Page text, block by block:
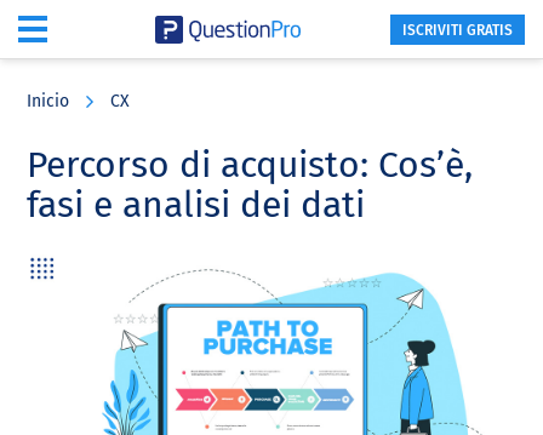
content
sidebar
ISCRIVITI GRATIS
Inicio CX
Percorso di acquisto: Cos’è,
fasi e analisi dei dati